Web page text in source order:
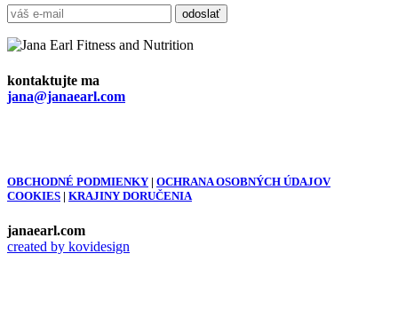
kontaktujte ma
jana@janaearl.com
OBCHODNÉ PODMIENKY | OCHRANA OSOBNÝCH ÚDAJOV
COOKIES | KRAJINY DORUČENIA
janaearl.com
created by kovidesign